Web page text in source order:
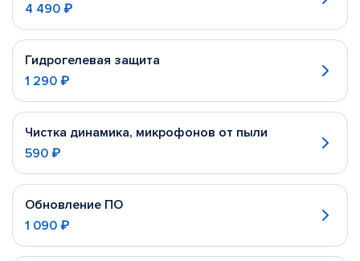
4 490 ₽
Гидрогелевая защита
1 290 ₽
Чистка динамика, микрофонов от пыли
590 ₽
Обновление ПО
1 090 ₽